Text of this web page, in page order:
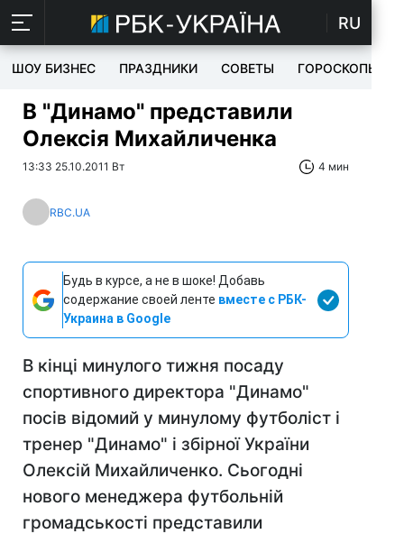
RU
ШОУ БИЗНЕС ПРАЗДНИКИ СОВЕТЫ ГОРОСКОПЫ
В "Динамо" представили
Олексія Михайличенка
13:33 25.10.2011 Вт 4 мин
RBC.UA
Будь в курсе, а не в шоке! Добавь
содержание своей ленте вместе с РБК-
Украина в Google
В кінці минулого тижня посаду
спортивного директора "Динамо"
посів відомий у минулому футболіст і
тренер "Динамо" і збірної України
Олексій Михайличенко. Сьогодні
нового менеджера футбольнiй
громадськості представили